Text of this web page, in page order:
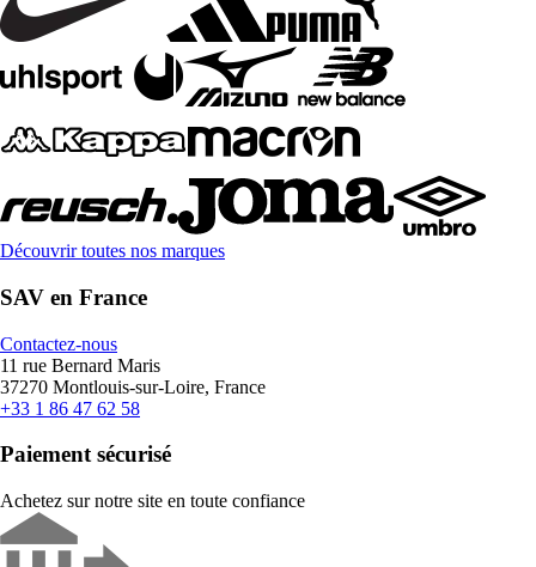
Découvrir toutes nos marques
SAV en France
Contactez-nous
11 rue Bernard Maris
37270 Montlouis-sur-Loire, France
+33 1 86 47 62 58
Paiement sécurisé
Achetez sur notre site en toute confiance